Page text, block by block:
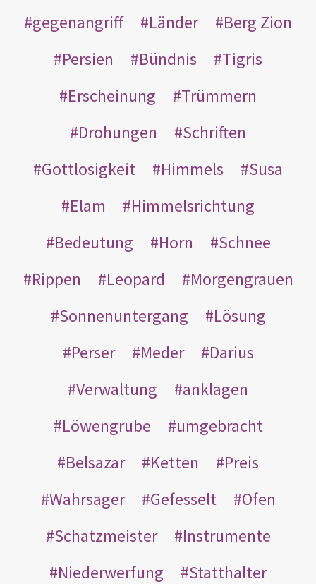
gegenangriff
Länder
Berg Zion
Persien
Bündnis
Tigris
Erscheinung
Trümmern
Drohungen
Schriften
Gottlosigkeit
Himmels
Susa
Elam
Himmelsrichtung
Bedeutung
Horn
Schnee
Rippen
Leopard
Morgengrauen
Sonnenuntergang
Lösung
Perser
Meder
Darius
Verwaltung
anklagen
Löwengrube
umgebracht
Belsazar
Ketten
Preis
Wahrsager
Gefesselt
Ofen
Schatzmeister
Instrumente
Niederwerfung
Statthalter